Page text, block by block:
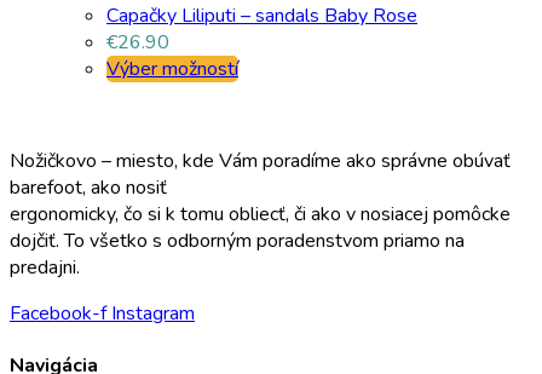
Capačky Liliputi – sandals Baby Rose
€26.90
Výber možností
Nožičkovo – miesto, kde Vám poradíme ako správne obúvať
barefoot, ako nosiť
ergonomicky, čo si k tomu obliecť, či ako v nosiacej pomôcke
dojčiť. To všetko s odborným poradenstvom priamo na
predajni.
Facebook-f Instagram
Navigácia